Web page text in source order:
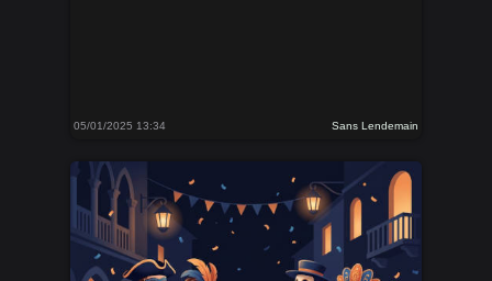
05/01/2025 13:34 Sans Lendemain